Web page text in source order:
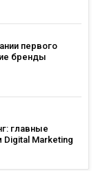
первого
бренды
главные
Digital Marketing